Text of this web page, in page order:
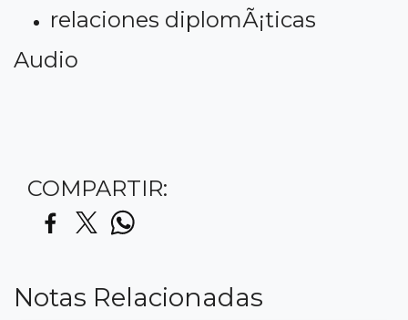
relaciones diplomÃ¡ticas
Audio
COMPARTIR:
Notas Relacionadas